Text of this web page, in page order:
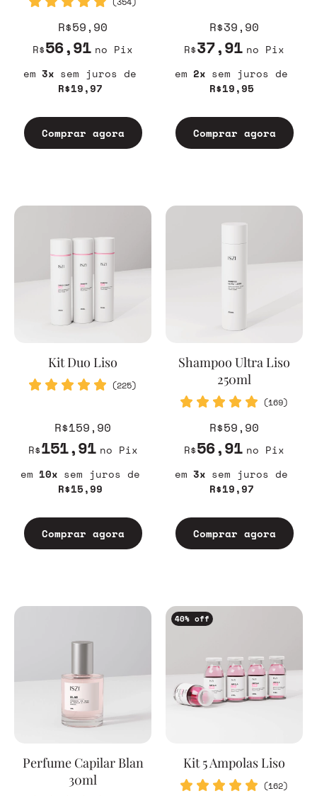
R$59,90
R$56,91 no Pix
3
R$19,97
sem juros
Comprar agora
R$39,90
R$37,91 no Pix
2
R$19,95
sem juros
Comprar agora
Kit Duo Liso
(225)
R$159,90
R$151,91 no Pix
10
R$15,99
sem juros
Comprar agora
Shampoo Ultra Liso
250ml
(169)
R$59,90
R$56,91 no Pix
3
R$19,97
sem juros
Comprar agora
Perfume Capilar Blan
30ml
40% off
Kit 5 Ampolas Liso
(162)